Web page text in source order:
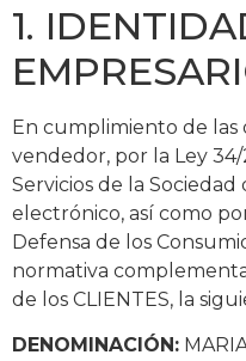
1.
En cumplimiento de las
vendedor, por la Ley
Servicios de la
electrónico, así como
Defensa de los
normativa
de los CLIENTES, la
DENOMINACIÓN: